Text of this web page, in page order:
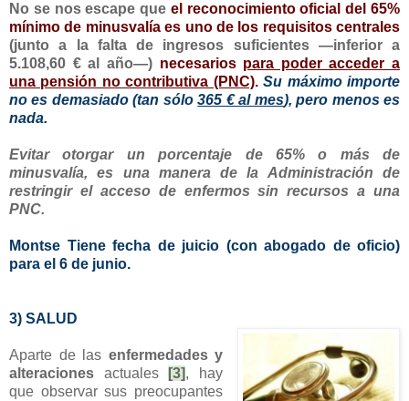
No se nos escape que el reconocimiento oficial del 65%
mínimo de minusvalía es uno de los requisitos centrales
(junto a la falta de ingresos suficientes —inferior a
5.108,60 € al año—) necesarios para poder acceder a
una pensión no contributiva (PNC). Su máximo importe
no es demasiado (tan sólo365 € al mes), pero menos es
nada.
Evitar otorgar un porcentaje de 65% o más de
minusvalía, es una manera de la Administración de
restringir el acceso de enfermos sin recursos a una
PNC.
Montse Tiene fecha de juicio (con abogado de oficio)
para el 6 de junio.
3) SALUD
Aparte de las enfermedades y
alteraciones actuales [3], hay
que observar sus preocupantes